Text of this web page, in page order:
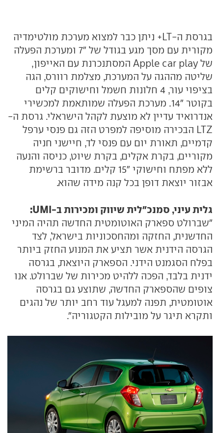
בגרסת ה-LT+ ניתן כבר למצוא מערכת מולטימדיה
מקורית עם מסך מגע בגודל של "7 ומערכת הפעלה
של Apple car play המסתנכרנת עם האייפון,
שליטה מההגה על המערכת, מצלמת רוורס, הגה
בציפוי עור, 4 חלונות חשמל וחישוקים קלים
בקוטר "14. מערכת הפעלה שמותאמת למכשירי
אנדרואיד עדיין לא מוצעת לקהל הישראלי. גרסת ה-
LTZ הבכירה מוסיפה למפרט הזה גם פנסי ערפל
קדמיים, תאורת יום עם פנסי לד, חיישני חניה
מקוריים, בקרת אקלים, בקרת שיוט, כניסה והנעה
ללא מפתח וחישוקי "15 קלים. מדובר ברשימת
אבזור יוצאת דופן בכל קנה מידה שהוא.
גלית עיני, סמנכ"לית שיווק ומכירות ב-UMI:
"שברולט ספארק האוטומטית החדשה תהיה המיני
החדשנית, החזקה ומהחסכוניות בישראל, לצד
הגרסה הידנית אשר תציע את המנוע החזק ביותר
בפלח הסגמנט הידני. הספארק היוצאת, בגרסה
ידנית בלבד, הפכה ללהיט מכירות של שברולט. אנו
צופים שהספארק החדשה, שתוצע גם בגרסה
אוטומטית, תפנה למעגל עוד רחב יותר של נהגים
ותקרא תיגר על מובילות הקטגוריה".